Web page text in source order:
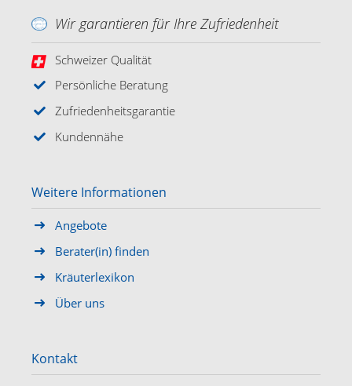
Wir garantieren für Ihre Zufriedenheit
Schweizer Qualität
Persönliche Beratung
Zufriedenheitsgarantie
Kundennähe
Weitere Informationen
Angebote
Berater(in) finden
Kräuterlexikon
Über uns
Kontakt